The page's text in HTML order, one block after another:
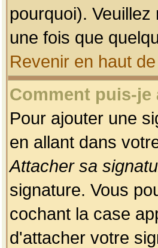
pourquoi).
une fois que
Revenir en haut
Comment puis-je
Pour ajouter une
en allant dans
Attacher sa
signature. Vous
cochant la case
d'attacher votre